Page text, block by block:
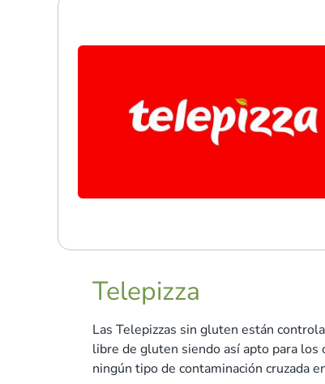
Telepizza
Las Telepizzas sin gluten están
libre de gluten siendo así apto para los
ningún tipo de contaminación cruzada